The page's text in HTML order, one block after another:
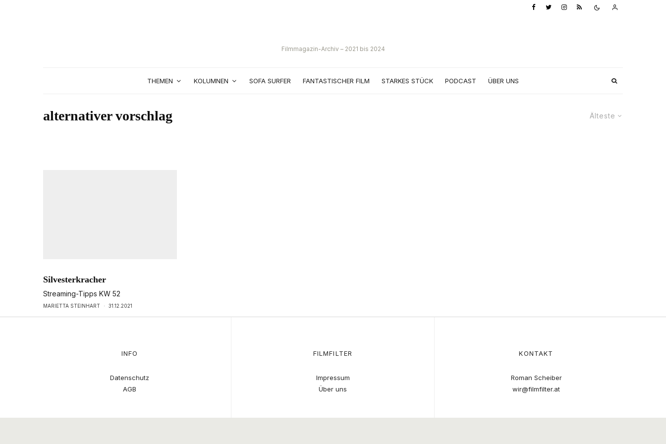
Filmmagazin-Archiv – 2021 bis 2024
THEMEN KOLUMNEN SOFA SURFER FANTASTISCHER FILM STARKES STÜCK PODCAST ÜBER UNS
Älteste
alternativer vorschlag
Silvesterkracher
Streaming-Tipps KW 52
MARIETTA STEINHART · 31.12.2021
INFO
Datenschutz
AGB
FILMFILTER
Impressum
Über uns
KONTAKT
Roman Scheiber
wir@filmfilter.at